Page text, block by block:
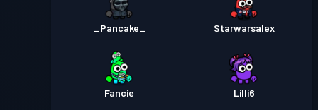
_Pancake_ Starwarsalex
Fancie Lilli6